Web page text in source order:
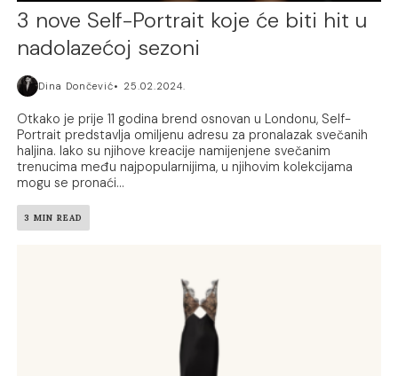
3 nove Self-Portrait koje će biti hit u
nadolazećoj sezoni
Dina Dončević 25.02.2024.
Otkako je prije 11 godina brend osnovan u Londonu, Self-
Portrait predstavlja omiljenu adresu za pronalazak svečanih
haljina. Iako su njihove kreacije namijenjene svečanim
trenucima među najpopularnijima, u njihovim kolekcijama
mogu se pronaći...
3 MIN READ